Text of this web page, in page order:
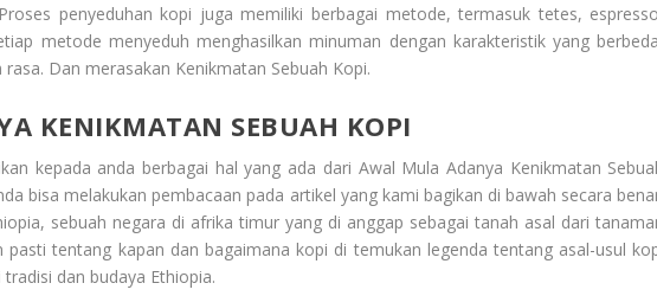
penyeduhan kopi juga memiliki berbagai metode, termasuk tetes,
metode menyeduh menghasilkan minuman dengan karakteristik yang
Dan merasakan Kenikmatan Sebuah Kopi.
KENIKMATAN SEBUAH KOPI
kepada anda berbagai hal yang ada dari Awal Mula Adanya Kenikmatan
bisa melakukan pembacaan pada artikel yang kami bagikan di bawah secara
sebuah negara di afrika timur yang di anggap sebagai tanah asal dari
tentang kapan dan bagaimana kopi di temukan legenda tentang asal-usul
dan budaya Ethiopia.